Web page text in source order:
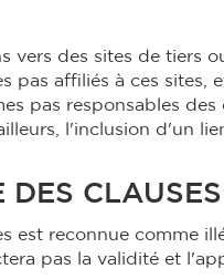
vers des sites de tiers
pas affiliés à ces
pas responsables
l'inclusion d'un
DES CLAUSES
est reconnue comme
pas la validité et